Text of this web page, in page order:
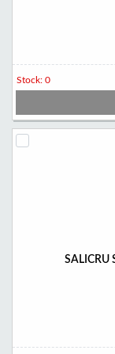
Stock: 0
SALICRU